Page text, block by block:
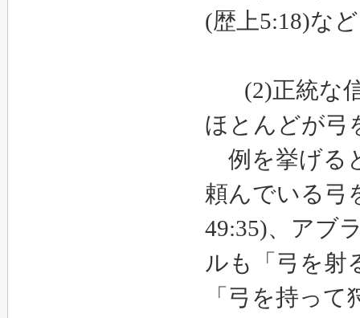
(歴上5:18)な
(2)正統な
ほとんどが弓
例を挙げる
頼んでいる弓
49:35)、アブ
ルも「弓を射
「弓を持っ